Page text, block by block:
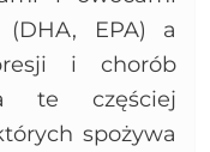
EPA) a
i chorób
te częściej
spożywa